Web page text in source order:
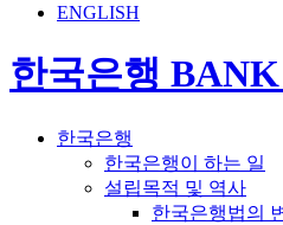
ENGLISH
한국은행
한국은행
한국은행이 하는 일
설립목적 및 역사
한국은행법의